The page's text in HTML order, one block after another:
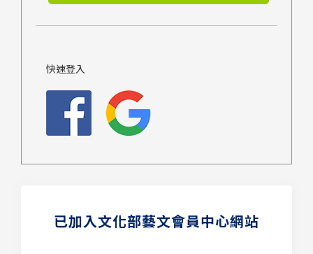
快速登入
已加入文化部藝文會員中心網站